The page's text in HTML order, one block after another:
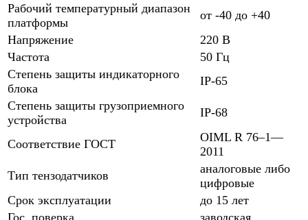
Рабочий температурный диапазон
платформы
от -40 до +40
Напряжение
220 В
Частота
50 Гц
Степень защиты индикаторного
блока
IP-65
Степень защиты грузоприемного
устройства
IP-68
Соответствие ГОСТ
OIML R 76–1—
2011
Тип тензодатчиков
аналоговые либо
цифровые
Срок эксплуатации
до 15 лет
Гос. поверка
заводская